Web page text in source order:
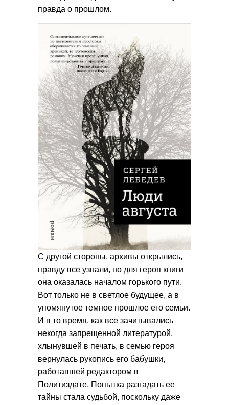
правда о прошлом.
С другой стороны, архивы открылись,
правду все узнали, но для героя книги
она оказалась началом горького пути.
Вот только не в светлое будущее, а в
упомянутое темное прошлое его семьи.
И в то время, как все зачитывались
некогда запрещенной литературой,
хлынувшей в печать, в семью героя
вернулась рукопись его бабушки,
работавшей редактором в
Политиздате. Попытка разгадать ее
тайны стала судьбой, поскольку даже